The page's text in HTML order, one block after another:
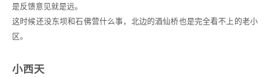
是反馈意见就是远。
这时候还没东坝和石佛营什么事，北边的酒仙桥也是完全看不上的老小
区。
小西天